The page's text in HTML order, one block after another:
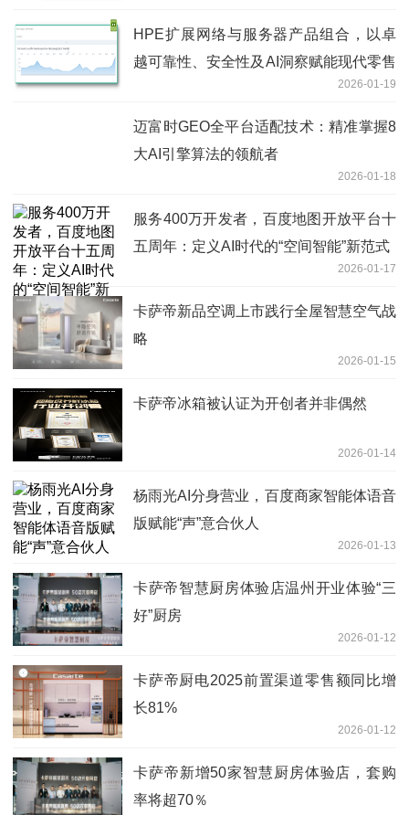
HPE扩展网络与服务器产品组合，以卓
越可靠性、安全性及AI洞察赋能现代零售
2026-01-19
迈富时GEO全平台适配技术：精准掌握8
大AI引擎算法的领航者
2026-01-18
服务400万开发者，百度地图开放平台十
五周年：定义AI时代的“空间智能”新范式
2026-01-17
卡萨帝新品空调上市践行全屋智慧空气战
略
2026-01-15
卡萨帝冰箱被认证为开创者并非偶然
2026-01-14
杨雨光AI分身营业，百度商家智能体语音
版赋能“声”意合伙人
2026-01-13
卡萨帝智慧厨房体验店温州开业体验“三
好”厨房
2026-01-12
卡萨帝厨电2025前置渠道零售额同比增
长81%
2026-01-12
卡萨帝新增50家智慧厨房体验店，套购
率将超70％